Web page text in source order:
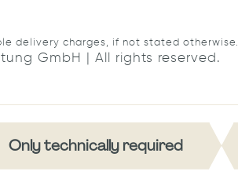
delivery charges, if not stated otherwise.
GmbH | All rights reserved.
Only technically required